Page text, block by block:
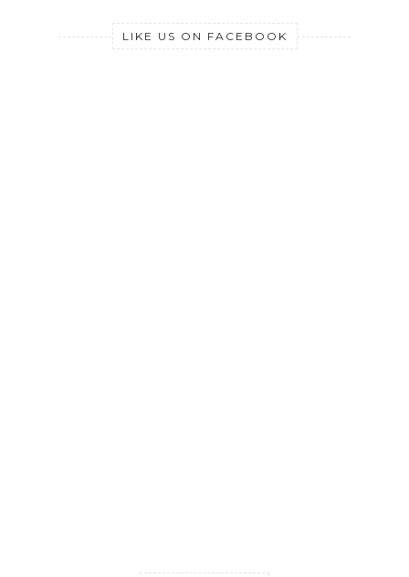
LIKE US ON FACEBOOK